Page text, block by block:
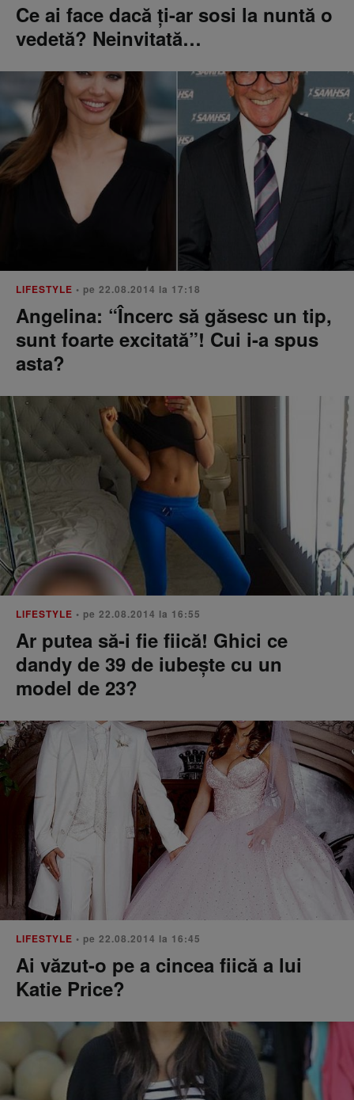
Ce ai face dacă ți-ar sosi la nuntă o
vedetă? Neinvitată…
LIFESTYLE • pe 22.08.2014 la 17:18
Angelina: “Încerc să găsesc un tip,
sunt foarte excitată”! Cui i-a spus
asta?
LIFESTYLE • pe 22.08.2014 la 16:55
Ar putea să-i fie fiică! Ghici ce
dandy de 39 de iubește cu un
model de 23?
LIFESTYLE • pe 22.08.2014 la 16:45
Ai văzut-o pe a cincea fiică a lui
Katie Price?